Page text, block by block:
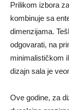
Prilikom izbora
kombinuje sa
dimenzijama.
odgovarati, na
minimalističkom
dizajn sala je
Ove godine, za